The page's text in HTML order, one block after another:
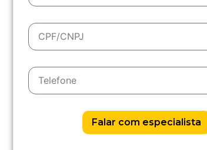
Falar com especialista